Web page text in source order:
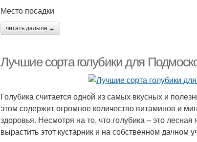
Место посадки
читать дальше →
Лучшие сорта голубики для
Голубика считается одной из самых вкусных и
этом содержит огромное количество витаминов и
здоровья. Несмотря на то, что голубика – это
вырастить этот кустарник и на собственном дачном